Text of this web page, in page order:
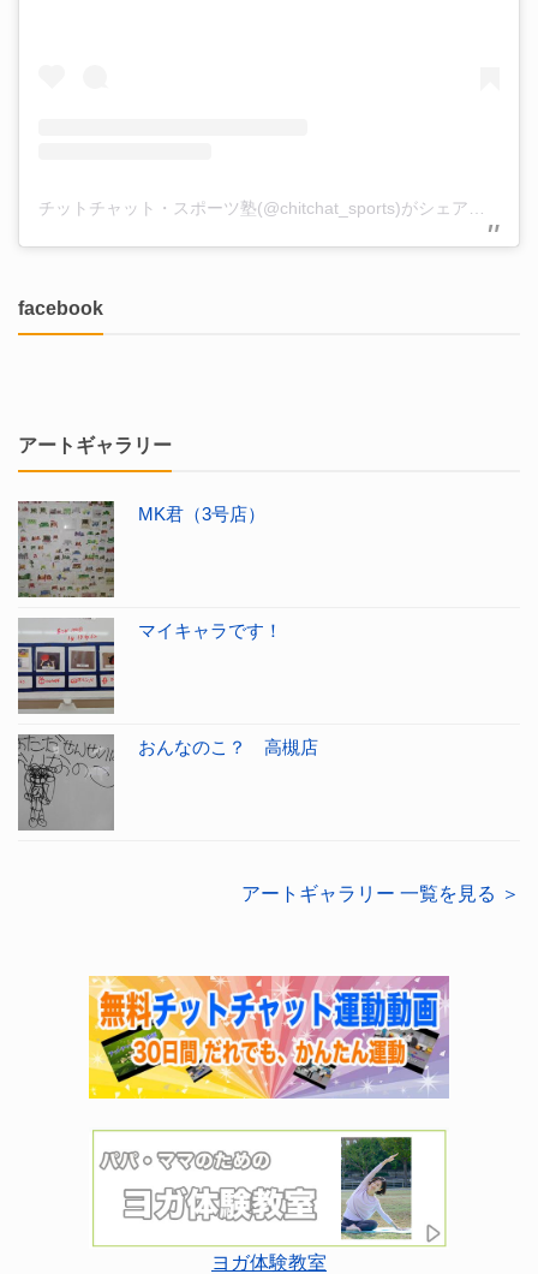
facebook
アートギャラリー
MK君（3号店）
マイキャラです！
おんなのこ？ 高槻店
アートギャラリー 一覧を見る ＞
ヨガ体験教室